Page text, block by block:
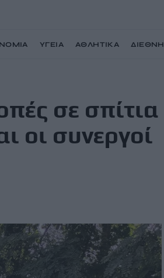
ΥΓΕΙΑ ΑΘΛΗΤΙΚΑ ΔΙΕΘΝΗ
οι συνεργοί της
σε σπίτια
οι συνεργοί